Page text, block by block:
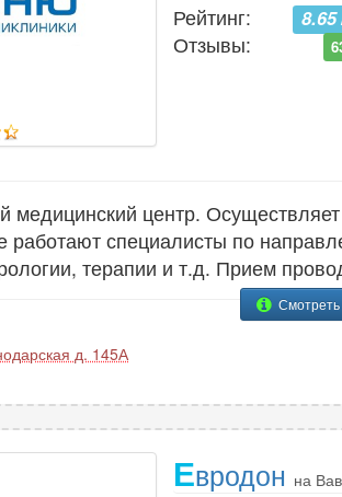
Рейтинг:
8.65
Отзывы:
центр.
работают специалисты по
терапии и т.д. Прием
д. 145А
Евродон на